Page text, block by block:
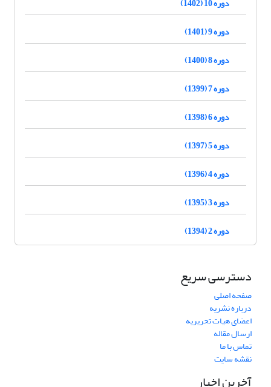
دوره 9 (1401)
دوره 8 (1400)
دوره 7 (1399)
دوره 6 (1398)
دوره 5 (1397)
دوره 4 (1396)
دوره 3 (1395)
دوره 2 (1394)
دسترسی سریع
صفحه اصلی
درباره نشریه
اعضای هیات تحریریه
ارسال مقاله
تماس با ما
نقشه سایت
آخرین اخبار